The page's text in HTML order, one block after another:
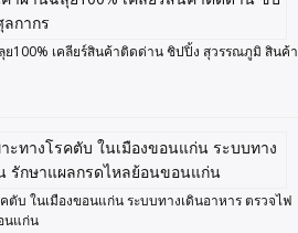
ย100% เคลียร์สินค้าติดด่าน ชิปปิ้ง สุวรรณภูมิ สินค้า
ตับ ในเมืองขอนแก่น ระบบทางเดินอาหาร ตรวจไฟ
นแก่น